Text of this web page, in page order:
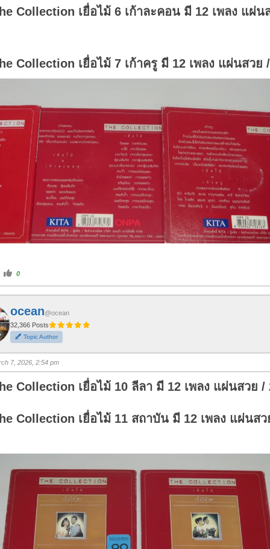
Collection เยื่อไม้ 6 เก้าละคอน มี 12 เพลง แผ่น
Collection เยื่อไม้ 7 เก้าครู มี 12 เพลง แผ่นสวย
C
i
o
t
h
u
m
u
p
0
ocean@ocean
32,366 Posts
Topic Author
7, 2026, 2:54 pm
Collection เยื่อไม้ 10 ลีลา มี 12 เพลง แผ่นสวย /
Collection เยื่อไม้ 11 สถาบัน มี 12 เพลง แผ่นสว